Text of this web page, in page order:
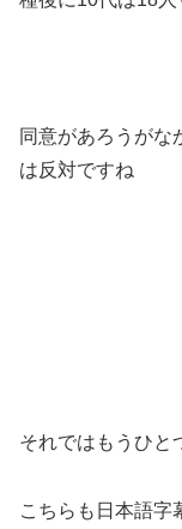
同意があろうがな
は反対ですね
それではもうひと
こちらも日本語字